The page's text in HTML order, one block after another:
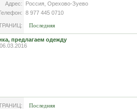
Адрес:
Россия, Орехово-Зуево
8 977 445 0710
Последняя
предлагаем одежду
Последняя